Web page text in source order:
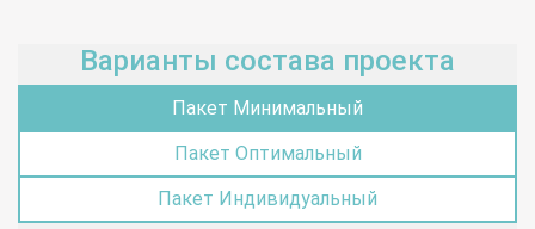
Варианты состава проекта
Пакет Минимальный
Пакет Оптимальный
Пакет Индивидуальный